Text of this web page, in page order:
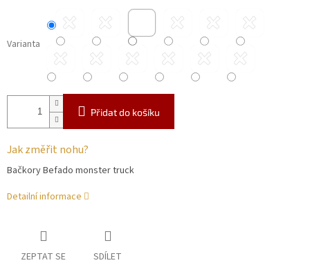
Varianta
Přidat do košíku
Jak změřit nohu?
Bačkory Befado monster truck
Detailní informace
ZEPTAT SE SDÍLET